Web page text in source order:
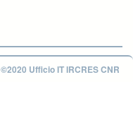
©2020 Ufficio IT IRCRES CNR